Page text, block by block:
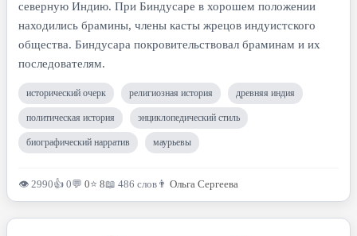
северную Индию. При Биндусаре в хорошем положении
находились брамины, члены касты жрецов индуистского
общества. Биндусара покровительствовал браминам и их
последователям.
исторический очерк религиозная история древняя индия
политическая история энциклопедический стиль
биографический нарратив маурьевы
👁 2990👍 0💬 0⭐ 8📖 486 слов 👨 Ольга Сергеева